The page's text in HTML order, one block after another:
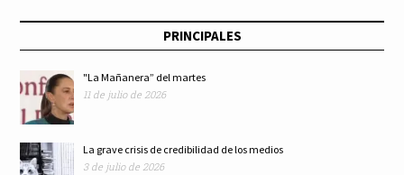
PRINCIPALES
"La Mañanera” del martes
11 de julio de 2026
La grave crisis de credibilidad de los medios
3 de julio de 2026